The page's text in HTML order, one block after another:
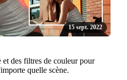
15 sept. 2022
des filtres de couleur pour
quelle scène.